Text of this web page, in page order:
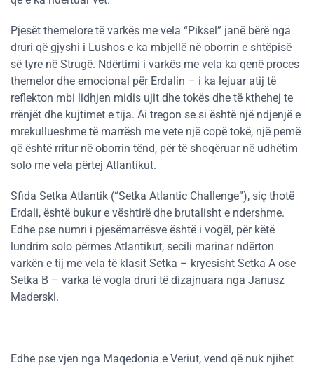
Pjesët themelore të varkës me vela “Piksel” janë bërë nga
druri që gjyshi i Lushos e ka mbjellë në oborrin e shtëpisë
së tyre në Strugë. Ndërtimi i varkës me vela ka qenë proces
themelor dhe emocional për Erdalin – i ka lejuar atij të
reflekton mbi lidhjen midis ujit dhe tokës dhe të kthehej te
rrënjët dhe kujtimet e tija. Ai tregon se si është një ndjenjë e
mrekullueshme të marrësh me vete një copë tokë, një pemë
që është rritur në oborrin tënd, për të shoqëruar në udhëtim
solo me vela përtej Atlantikut.
Sfida Setka Atlantik (“Setka Atlantic Challenge”), siç thotë
Erdali, është bukur e vështirë dhe brutalisht e ndershme.
Edhe pse numri i pjesëmarrësve është i vogël, për këtë
lundrim solo përmes Atlantikut, secili marinar ndërton
varkën e tij me vela të klasit Setka – kryesisht Setka A ose
Setka B – varka të vogla druri të dizajnuara nga Janusz
Maderski.
Edhe pse vjen nga Maqedonia e Veriut, vend që nuk njihet